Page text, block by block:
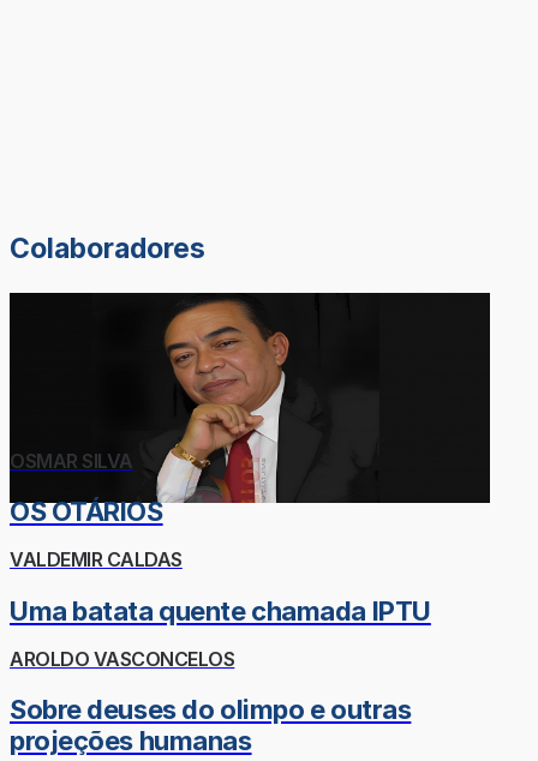
Colaboradores
OSMAR SILVA
OS OTÁRIOS
VALDEMIR CALDAS
Uma batata quente chamada IPTU
AROLDO VASCONCELOS
Sobre deuses do olimpo e outras
projeções humanas